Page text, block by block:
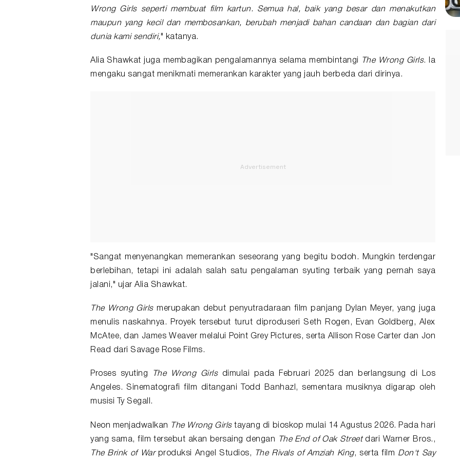
Wrong Girls seperti membuat film kartun. Semua hal, baik yang besar dan menakutkan
maupun yang kecil dan membosankan, berubah menjadi bahan candaan dan bagian dari
dunia kami sendiri," katanya.
Alia Shawkat juga membagikan pengalamannya selama membintangi The Wrong Girls. Ia
mengaku sangat menikmati memerankan karakter yang jauh berbeda dari dirinya.
"Sangat menyenangkan memerankan seseorang yang begitu bodoh. Mungkin terdengar
berlebihan, tetapi ini adalah salah satu pengalaman syuting terbaik yang pernah saya
jalani," ujar Alia Shawkat.
The Wrong Girlsmerupakan debut penyutradaraan film panjang Dylan Meyer, yang juga
menulis naskahnya. Proyek tersebut turut diproduseri Seth Rogen, Evan Goldberg, Alex
McAtee, dan James Weaver melalui Point Grey Pictures, serta Allison Rose Carter dan Jon
Read dari Savage Rose Films.
Proses syuting The Wrong Girlsdimulai pada Februari 2025 dan berlangsung di Los
Angeles. Sinematografi film ditangani Todd Banhazl, sementara musiknya digarap oleh
musisi Ty Segall.
Neon menjadwalkan The Wrong Girlstayang di bioskop mulai 14 Agustus 2026. Pada hari
yang sama, film tersebut akan bersaing dengan
The End of Oak Streetdari Warner Bros.,
The Brink of Warproduksi Angel Studios, The Rivals of Amziah King, serta film Don't Say